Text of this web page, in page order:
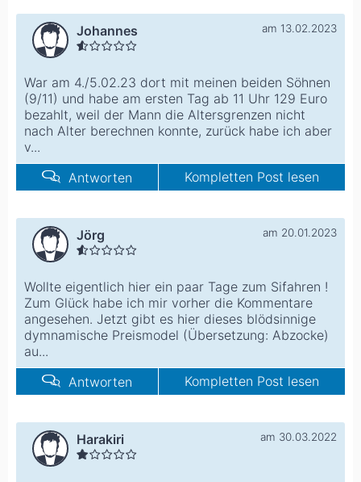
Johannes am 13.02.2023
War am 4./5.02.23 dort mit meinen beiden Söhnen
(9/11) und habe am ersten Tag ab 11 Uhr 129 Euro
bezahlt, weil der Mann die Altersgrenzen nicht
nach Alter berechnen konnte, zurück habe ich aber
v...
Antworten
Kompletten Post lesen
Jörg am 20.01.2023
Wollte eigentlich hier ein paar Tage zum Sifahren !
Zum Glück habe ich mir vorher die Kommentare
angesehen. Jetzt gibt es hier dieses blödsinnige
dymnamische Preismodel (Übersetzung: Abzocke)
au...
Antworten
Kompletten Post lesen
Harakiri am 30.03.2022